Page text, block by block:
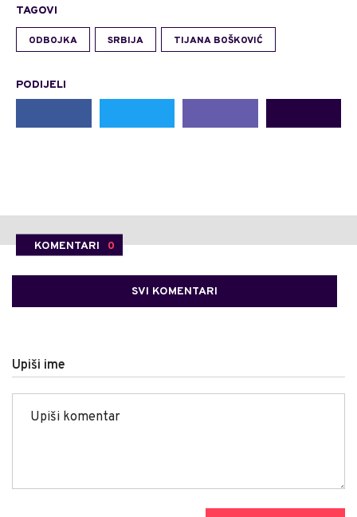
TAGOVI
ODBOJKA SRBIJA TIJANA BOŠKOVIĆ
PODIJELI
KOMENTARI 0
SVI KOMENTARI
Upiši ime